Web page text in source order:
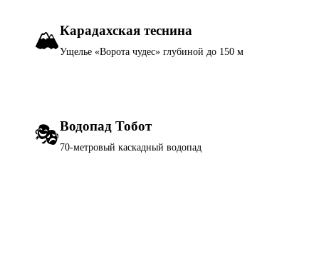
🏔️Карадахская теснина
Ущелье «Ворота чудес» глубиной до 150 м
🎭Водопад Тобот
70-метровый каскадный водопад